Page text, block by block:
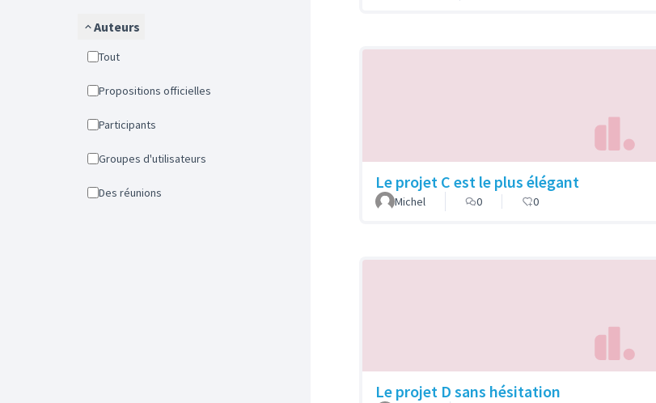
Auteurs
Tout
Propositions officielles
Participants
Groupes d'utilisateurs
Des réunions
Le projet C est le plus élégant
Michel 0 0
Le projet D sans hésitation